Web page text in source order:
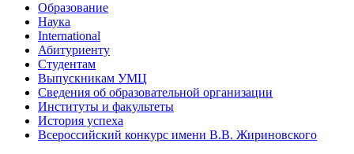
Образование
Наука
International
Абитуриенту
Студентам
Выпускникам УМЦ
Сведения об образовательной организации
Институты и факультеты
История успеха
Всероссийский конкурс имени В.В. Жириновского